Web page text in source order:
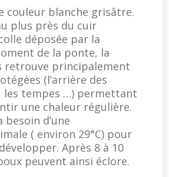
couleur blanche grisâtre.
plus près du cuir
déposée par la
de la ponte, la
retrouve principalement
(l’arrière des
les tempes …) permettant
une chaleur régulière.
besoin d’une
( environ 29°C) pour
Après 8 à 10
peuvent ainsi éclore.